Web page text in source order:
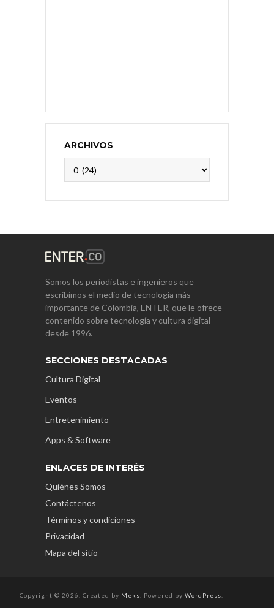
ARCHIVOS
Somos los periodistas e ingenieros que
escribimos el medio de tecnología más
importante de Colombia, ENTER, que le ofrece
contenido sobre tecnología y cultura digital
desde 1996.
SECCIONES DESTACADAS
Cultura Digital
Eventos
Entretenimiento
Apps & Software
ENLACES DE INTERÉS
Quiénes Somos
Contáctenos
Términos y condiciones
Privacidad
Mapa del sitio
Copyright © 2026. Created by Meks . Powered by WordPress